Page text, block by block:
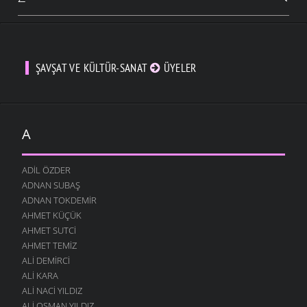
ŞAVŞAT VE KÜLTÜR-SANAT ÜYELER
A
ADIL ÖZDER
ADNAN SUBAŞ
ADNAN TOKDEMIR
AHMET KÜÇÜK
AHMET SUTCI
AHMET TEMIZ
ALI DEMIRCI
ALI KARA
ALI NACI YILDIZ